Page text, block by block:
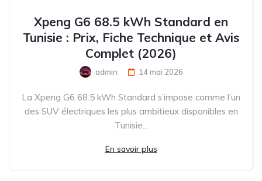
Xpeng G6 68.5 kWh Standard en
Tunisie : Prix, Fiche Technique et Avis
Complet (2026)
admin 14 mai 2026
La Xpeng G6 68.5 kWh Standard s’impose comme l’un
des SUV électriques les plus ambitieux disponibles en
Tunisie...
En savoir plus